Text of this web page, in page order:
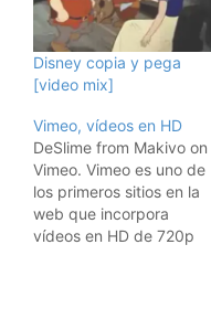
Disney copia y pega
[video mix]
Vimeo, vídeos en HD
DeSlime from Makivo on
Vimeo. Vimeo es uno de
los primeros sitios en la
web que incorpora
vídeos en HD de 720p